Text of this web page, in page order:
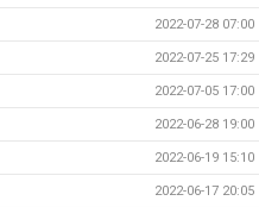
2022-07-28 07:00
2022-07-25 17:29
2022-07-05 17:00
2022-06-28 19:00
2022-06-19 15:10
2022-06-17 20:05